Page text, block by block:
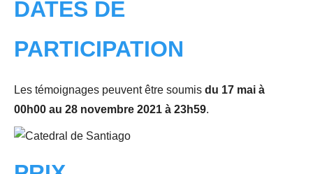
DATES DE
PARTICIPATION
Les témoignages peuvent être soumis du 17 mai à
00h00 au 28 novembre 2021 à 23h59.